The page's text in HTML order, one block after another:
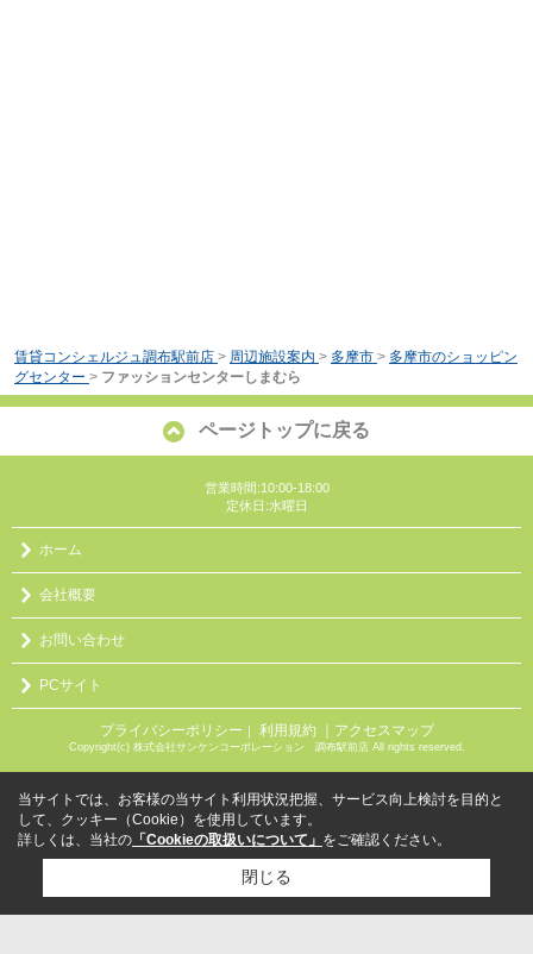
賃貸コンシェルジュ調布駅前店 > 周辺施設案内 > 多摩市 > 多摩市のショッピン
グセンター > ファッションセンターしまむら
ページトップに戻る
営業時間:10:00-18:00
定休日:水曜日
ホーム
会社概要
お問い合わせ
PCサイト
プライバシーポリシー ｜ 利用規約 ｜アクセスマップ
Copyright(c) 株式会社サンケンコーポレーション 調布駅前店 All rights reserved.
当サイトでは、お客様の当サイト利用状況把握、サービス向上検討を目的と
して、クッキー（Cookie）を使用しています。
詳しくは、当社の 「Cookieの取扱いについて」 をご確認ください。
閉じる